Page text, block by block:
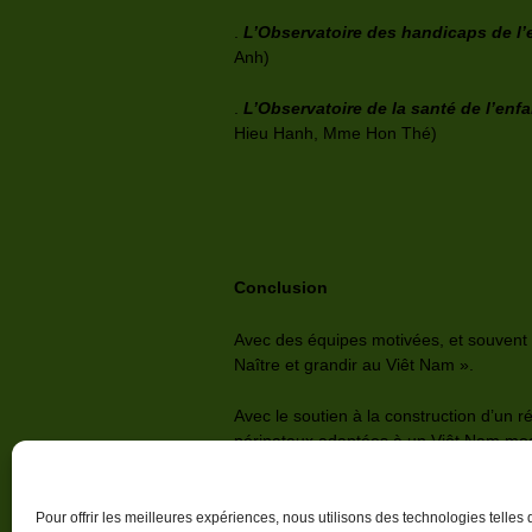
Pour offrir les meilleures expériences, nous utilisons des technologies telles
L’Observatoire des handicaps de
Anh)
L’Observatoire de la santé de
Hieu Hanh, Mme Hon Thé)
Conclusion
Avec des équipes motivées, et
Naître et grandir au Viêt Nam ».
Avec le soutien à la construction d’un
périnataux adaptées à un Viêt Nam
répondre de manière adaptée, au
dans les techniques de soins